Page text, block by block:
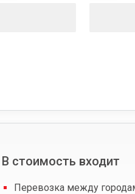
В стоимость входит
Перевозка между